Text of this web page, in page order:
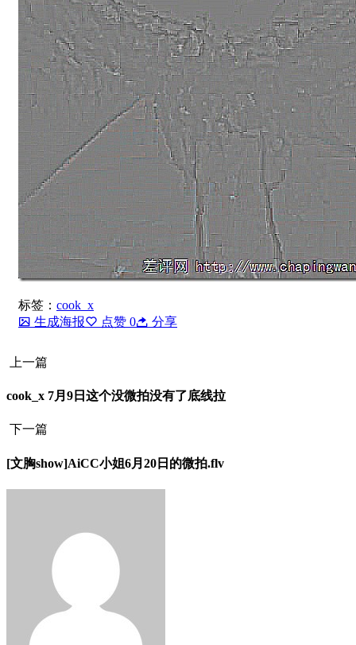
标签： cook_x
生成海报
点赞 0 分享
上一篇
cook_x 7月9日这个没微拍没有了底线拉
下一篇
[文胸show]AiCC小姐6月20日的微拍.flv